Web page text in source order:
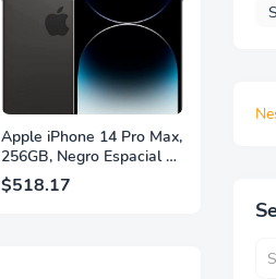
Apple iPhone 14 Pro Max,
256GB, Negro Espacial -
Desbloqueado
(Renovado)
$518.17